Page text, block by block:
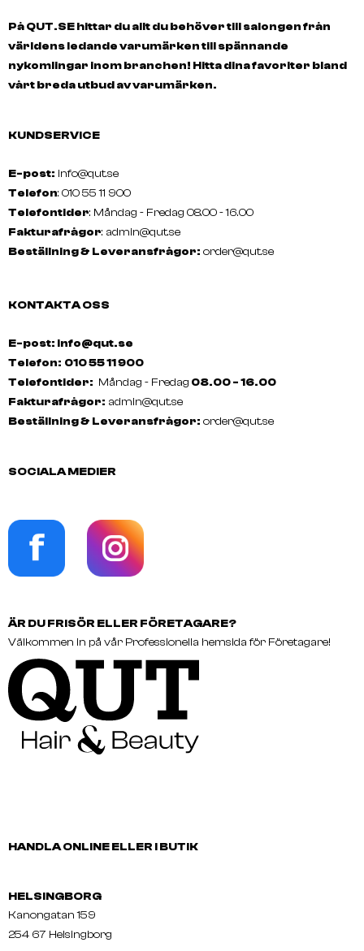
På QUT.SE hittar du allt du behöver till salongen från
världens ledande varumärken till spännande
nykomlingar inom branchen! Hitta dina favoriter bland
vårt breda utbud av varumärken.
KUNDSERVICE
E-post: info@qut.se
Telefon: 010 55 11 900
Telefontider: Måndag - Fredag 08.00 - 16.00
Fakturafrågor: admin@qut.se
Beställning & Leveransfrågor: order@qut.se
KONTAKTA OSS
E-post: info@qut.se
Telefon: 010 55 11 900
Telefontider: Måndag - Fredag 08.00 - 16.00
Fakturafrågor: admin@qut.se
Beställning & Leveransfrågor: order@qut.se
SOCIALA MEDIER
ÄR DU FRISÖR ELLER FÖRETAGARE?
Välkommen in på vår Professionella hemsida för Företagare!
HANDLA ONLINE ELLER I BUTIK
HELSINGBORG
Kanongatan 159
254 67 Helsingborg